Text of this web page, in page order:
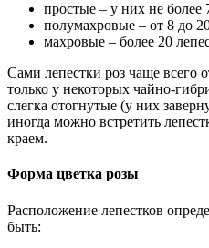
простые – у них не более
полумахровые – от 8 до
махровые – более 20
Сами лепестки роз чаще всего
только у некоторых чайно-
слегка отогнутые (у них
иногда можно встретить
краем.
Форма цветка розы
Расположение лепестков
быть: